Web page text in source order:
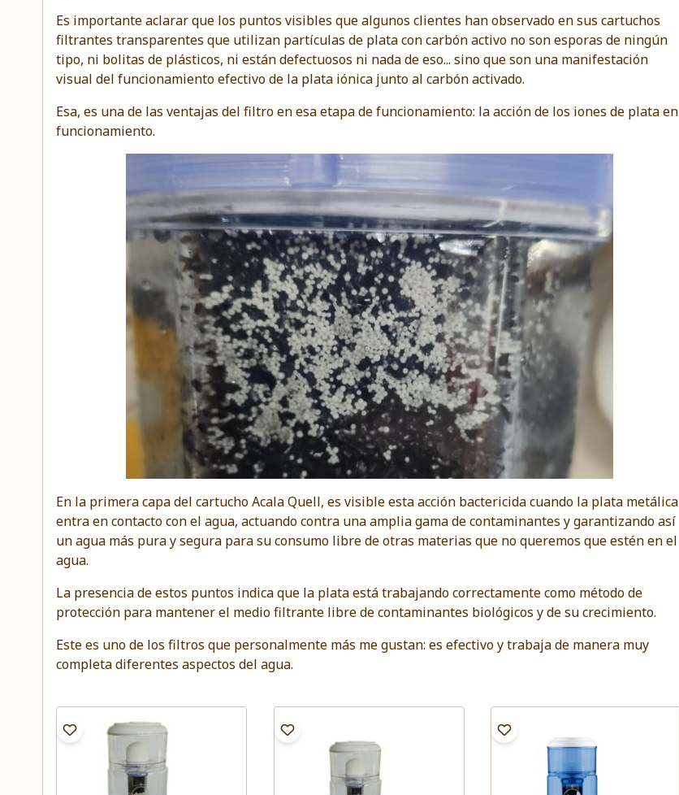
Es importante aclarar que los puntos visibles que algunos clientes han observado en sus cartuchos
filtrantes transparentes que utilizan partículas de plata con carbón activo no son esporas de ningún
tipo, ni bolitas de plásticos, ni están defectuosos ni nada de eso... sino que son una manifestación
visual del funcionamiento efectivo de la plata iónica junto al carbón activado.
Esa, es una de las ventajas del filtro en esa etapa de funcionamiento: la acción de los iones de plata en
funcionamiento.
En la primera capa del cartucho Acala Quell, es visible esta acción bactericida cuando la plata metálica
entra en contacto con el agua, actuando contra una amplia gama de contaminantes y garantizando así
un agua más pura y segura para su consumo libre de otras materias que no queremos que estén en el
agua.
La presencia de estos puntos indica que la plata está trabajando correctamente como método de
protección para mantener el medio filtrante libre de contaminantes biológicos y de su crecimiento.
Este es uno de los filtros que personalmente más me gustan: es efectivo y trabaja de manera muy
completa diferentes aspectos del agua.